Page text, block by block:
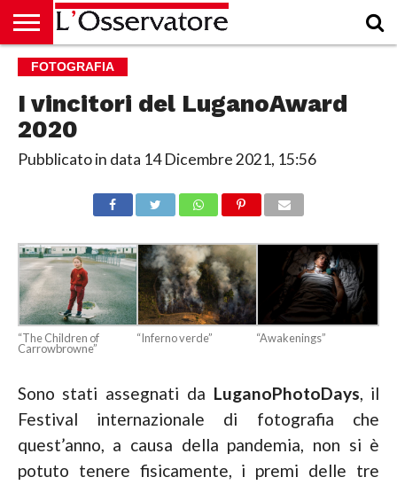
HOME
CULTURA
ECONOMIA
RUBRICHE
ARCHIVIO
PODCAST
ABBONAMENTO
CHI
ACCEDI
FOTOGRAFIA
I vincitori del LuganoAward
2020
Pubblicato in data 14 Dicembre 2021, 15:56
“The Children of
Carrowbrowne”
“Inferno verde” “Awakenings”
Sono stati assegnati da LuganoPhotoDays, il
Festival internazionale di fotografia che
quest’anno, a causa della pandemia, non si è
potuto tenere fisicamente, i premi delle tre